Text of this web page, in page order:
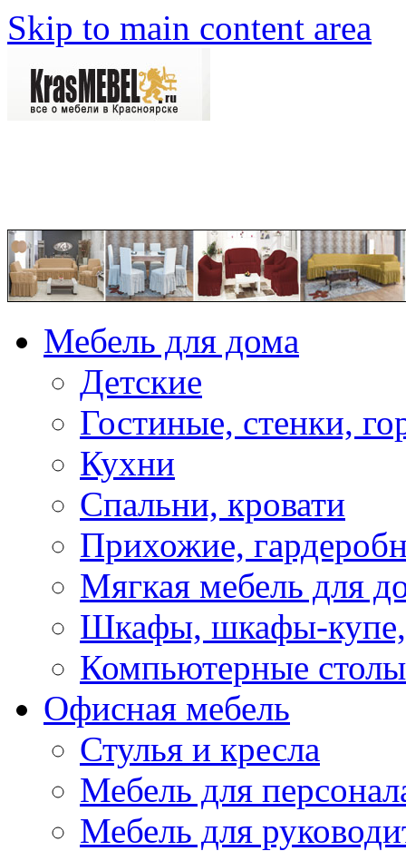
Skip to main content area
Мебель для дома
Детские
Гостиные, стенки,
Кухни
Спальни, кровати
Прихожие,
Мягкая мебель для
Шкафы, шкафы-купе,
Компьютерные столы
Офисная мебель
Стулья и кресла
Мебель для
Мебель для